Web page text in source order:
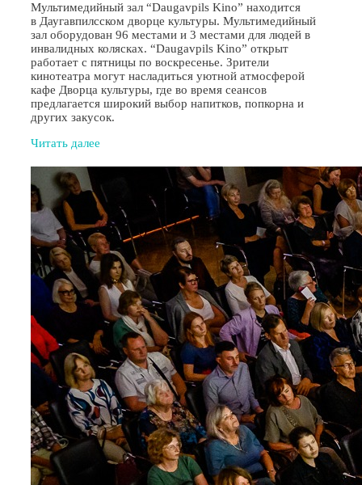
Мультимедийный зал “Daugavpils Kino” находится
в Даугавпилсском дворце культуры. Мультимедийный
зал оборудован 96 местами и 3 местами для людей в
инвалидных колясках. “Daugavpils Kino” открыт
работает с пятницы по воскресенье. Зрители
кинотеатра могут насладиться уютной атмосферой
кафе Дворца культуры, где во время сеансов
предлагается широкий выбор напитков, попкорна и
других закусок.
Читать далее